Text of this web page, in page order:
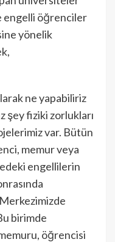
engelli öğrenciler
yönelik
ne yapabiliriz
şey fiziki zorlukları
var. Bütün
memur veya
engellilerin
Merkezimizde
birimde
öğrencisi